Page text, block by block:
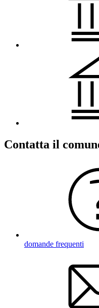
Contatta il
domande frequenti